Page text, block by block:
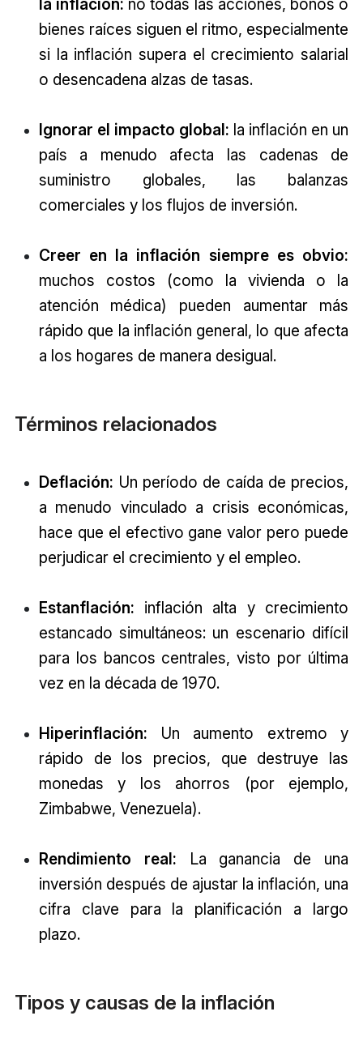
la inflación: no todas las acciones, bonos o
bienes raíces siguen el ritmo, especialmente
si la inflación supera el crecimiento salarial
o desencadena alzas de tasas.
Ignorar el impacto global: la inflación en un
país a menudo afecta las cadenas de
suministro globales, las balanzas
comerciales y los flujos de inversión.
Creer en la inflación siempre es obvio:
muchos costos (como la vivienda o la
atención médica) pueden aumentar más
rápido que la inflación general, lo que afecta
a los hogares de manera desigual.
Términos relacionados
Deflación: Un período de caída de precios,
a menudo vinculado a crisis económicas,
hace que el efectivo gane valor pero puede
perjudicar el crecimiento y el empleo.
Estanflación: inflación alta y crecimiento
estancado simultáneos: un escenario difícil
para los bancos centrales, visto por última
vez en la década de 1970.
Hiperinflación: Un aumento extremo y
rápido de los precios, que destruye las
monedas y los ahorros (por ejemplo,
Zimbabwe, Venezuela).
Rendimiento real: La ganancia de una
inversión después de ajustar la inflación, una
cifra clave para la planificación a largo
plazo.
Tipos y causas de la inflación